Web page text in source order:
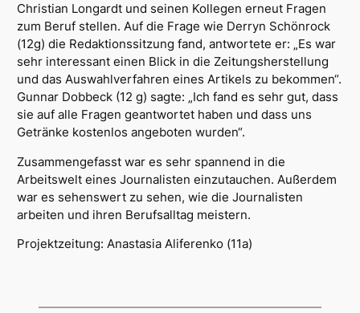
Christian Longardt und seinen Kollegen erneut Fragen
zum Beruf stellen. Auf die Frage wie Derryn Schönrock
(12g) die Redaktionssitzung fand, antwortete er: „Es war
sehr interessant einen Blick in die Zeitungsherstellung
und das Auswahlverfahren eines Artikels zu bekommen“.
Gunnar Dobbeck (12 g) sagte: „Ich fand es sehr gut, dass
sie auf alle Fragen geantwortet haben und dass uns
Getränke kostenlos angeboten wurden“.
Zusammengefasst war es sehr spannend in die
Arbeitswelt eines Journalisten einzutauchen. Außerdem
war es sehenswert zu sehen, wie die Journalisten
arbeiten und ihren Berufsalltag meistern.
Projektzeitung: Anastasia Aliferenko (11a)